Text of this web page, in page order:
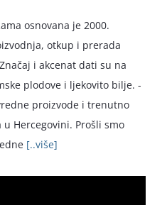
osnovana je 2000.
otkup i prerada
i akcenat dati su na
plodove i ljekovito bilje. -
proizvode i trenutno
Hercegovini. Prošli smo
[..više]